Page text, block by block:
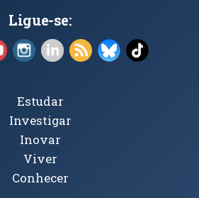
Ligue-se:
em nova janela)
em nova janela)
YouTube (abre em nova janela)
Instagram (abre em nova janela)
LinkedIn (abre em nova
RSS (abre em nova
Bluesky (abre
TikTok
Estudar
Investigar
Inovar
Viver
Conhecer